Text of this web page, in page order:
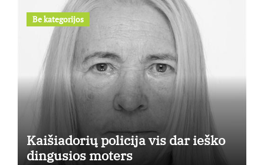
Be kategorijos
Kaišiadorių policija vis dar ieško
dingusios moters